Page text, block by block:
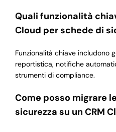
Quali funzionalità
Cloud per schede di
Funzionalità chiave includono
reportistica, notifiche
strumenti di compliance.
Come posso migrare
sicurezza su un CRM